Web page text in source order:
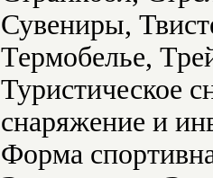
Сувениры,
Термобелье,
Туристическое
снаряжение и
Форма